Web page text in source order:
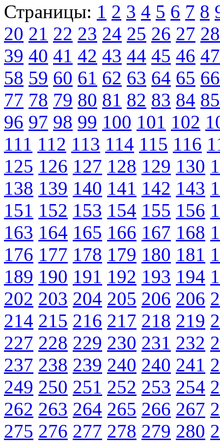
Страницы: 1 2 3 4 5 6 7 8
20 21 22 23 24 25 26 27 28
39 40 41 42 43 44 45 46 47
58 59 60 61 62 63 64 65 66
77 78 79 80 81 82 83 84 85
96 97 98 99 100 101 102
111 112 113 114 115 116
125 126 127 128 129 130
138 139 140 141 142 143
151 152 153 154 155 156
163 164 165 166 167 168
176 177 178 179 180 181
189 190 191 192 193 194
202 203 204 205 206 206
214 215 216 217 218 219
227 228 229 230 231 232
237 238 239 240 240 241
249 250 251 252 253 254
262 263 264 265 266 267
275 276 277 278 279 280